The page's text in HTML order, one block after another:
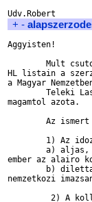
+ -
Aggyisten!
HL listain a
a Magyar
magamtol azota.
ember az alairo
nemzetkozi